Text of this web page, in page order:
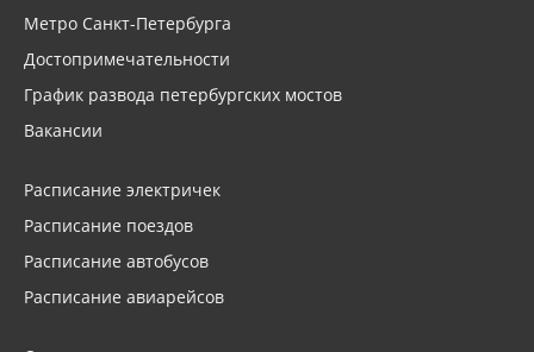
Метро Санкт-Петербурга
Достопримечательности
График развода петербургских мостов
Вакансии
Расписание электричек
Расписание поездов
Расписание автобусов
Расписание авиарейсов